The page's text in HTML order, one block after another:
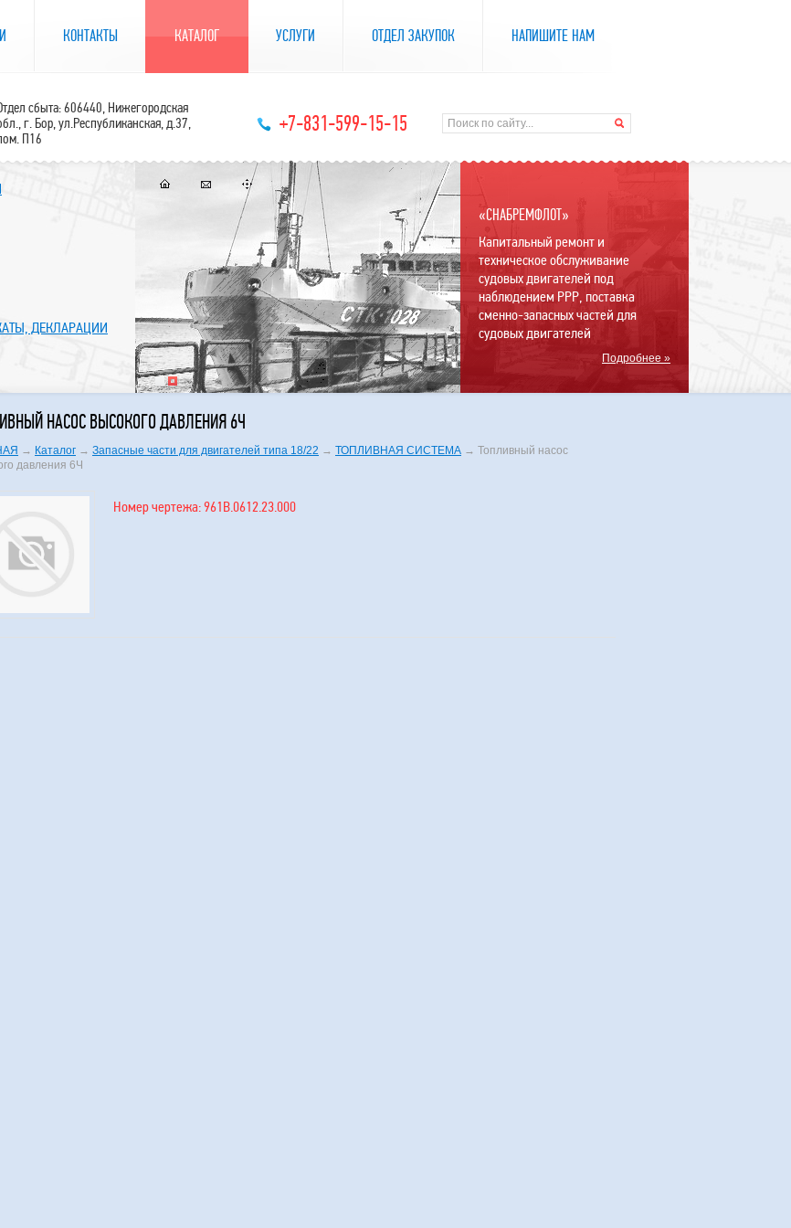
ДЕКЛАРАЦИИ
«СНАБРЕМФЛОТ»
Капитальный ремонт и
техническое обслуживание
судовых двигателей под
наблюдением РРР, поставка
сменно-запасных частей для
судовых двигателей
Подробнее »
НАСОС ВЫСОКОГО ДАВЛЕНИЯ 6Ч
→ Каталог → Запасные части для двигателей типа 18/22 → ТОПЛИВНАЯ СИСТЕМА → Топливный насос
давления 6Ч
Номер чертежа: 961В.0612.23.000
КОНТАКТЫ КАТАЛОГ УСЛУГИ ОТДЕЛ ЗАКУПОК НАПИШИТЕ НАМ
сбыта: 606440, Нижегородская
г. Бор, ул.Республиканская, д.37,
П16
+7-831-599-15-15